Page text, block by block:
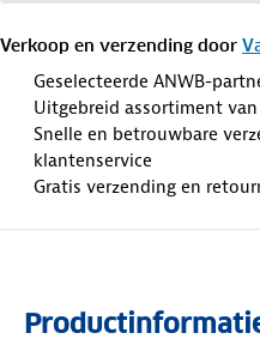
Verkoop en verzending door
Geselecteerde ANWB-
Uitgebreid assortiment
Snelle en betrouwbare
klantenservice
Gratis verzending en